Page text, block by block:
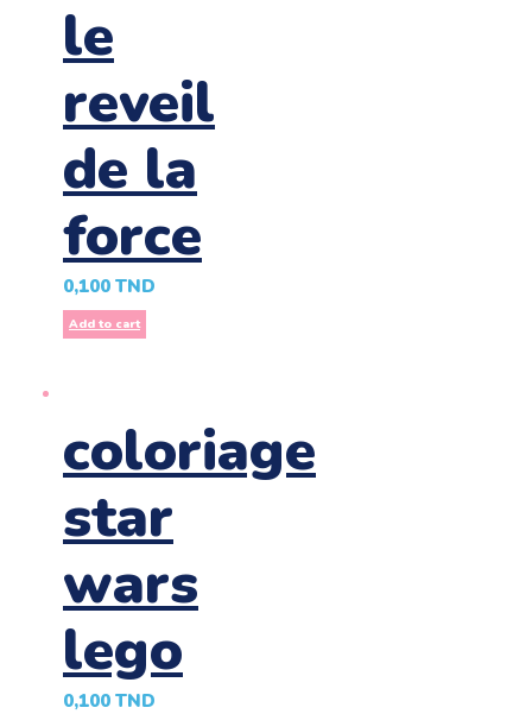
le
reveil
de la
force
0,100 TND
Add to cart
coloriage
star
wars
lego
0,100 TND